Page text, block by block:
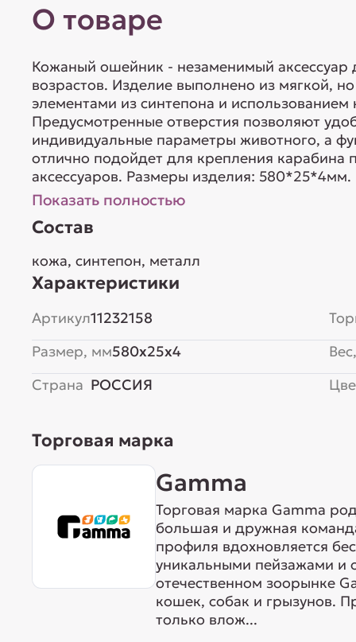
О товаре
Кожаный ошейник - незаменимый аксессуар
возрастов. Изделие выполнено из мягкой,
элементами из синтепона и
Предусмотренные отверстия позволяют
индивидуальные параметры животного, а
отлично подойдет для крепления карабина
аксессуаров. Размеры изделия:
Показать полностью
Состав
кожа, синтепон, металл
Характеристики
Артикул11232158
Размер, мм580x25x4
Страна РОССИЯ
Торговая марка
Gamma
Торговая марка Gamma
большая и дружная
профиля вдохновляется
уникальными пейзажами и
отечественном зоорынке
кошек, собак и грызунов.
только влож...